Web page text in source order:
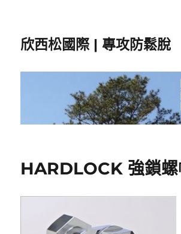
欣西松國際 | 專攻防鬆脫
HARDLOCK 強鎖